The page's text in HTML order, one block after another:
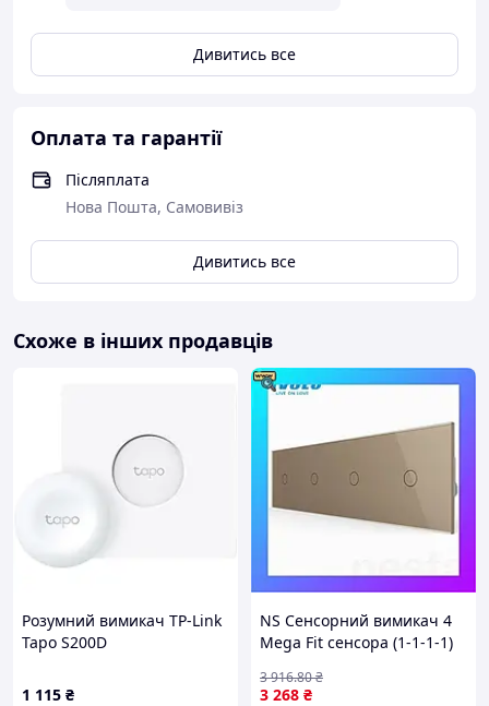
Дивитись все
Оплата та гарантії
Післяплата
Нова Пошта, Самовивіз
Дивитись все
Схоже в інших продавців
Розумний вимикач TP-Link
Tapo S200D
1 115 ₴
NS Сенсорний вимикач 4
Mega Fit сенсора (1-1-1-1)
13) Nes22/Q
3 268 ₴
3 916.80₴